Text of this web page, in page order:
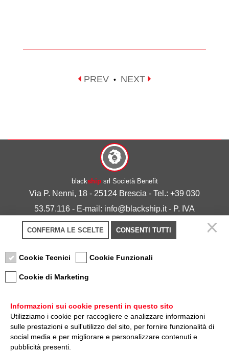
PREV • NEXT
blackshipsrl Società Benefit
Via P. Nenni, 18 - 25124 Brescia - Tel.: +39 030
53.57.116 - E-mail: info@blackship.it - P. IVA
03492980986
Privacy policy-Cookie policy
Nota sulla Certificazione
CONFERMA LE SCELTE CONSENTI TUTTI
Cookie Tecnici Cookie Funzionali
Cookie di Marketing
Informazioni sui cookie presenti in questo sito
Utilizziamo i cookie per raccogliere e analizzare informazioni
sulle prestazioni e sull'utilizzo del sito, per fornire funzionalità di
social media e per migliorare e personalizzare contenuti e
pubblicità presenti.